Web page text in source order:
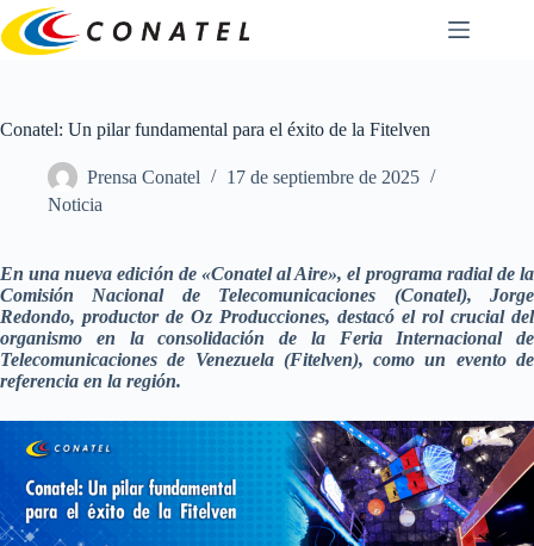
Saltar
al
contenido
Conatel: Un pilar fundamental para el éxito de la Fitelven
Prensa Conatel
17 de septiembre de 2025
Noticia
En una nueva edición de «Conatel al Aire», el programa radial de la
Comisión Nacional de Telecomunicaciones (Conatel), Jorge
Redondo, productor de Oz Producciones, destacó el rol crucial del
organismo en la consolidación de la Feria Internacional de
Telecomunicaciones de Venezuela (Fitelven), como un evento de
referencia en la región.